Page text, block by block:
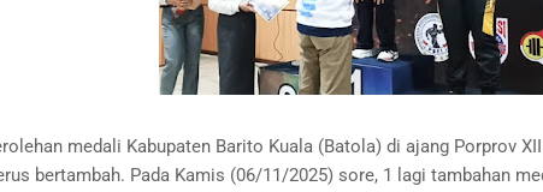
medali Kabupaten Barito Kuala (Batola) di ajang Porprov
bertambah. Pada Kamis (06/11/2025) sore, 1 lagi tambahan